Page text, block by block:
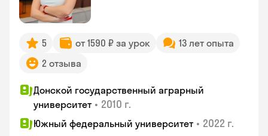
5 от 1590 ₽ за урок
13 лет опыта
2 отзыва
Донской государственный аграрный
университет • 2010 г.
Южный федеральный университет • 2022 г.